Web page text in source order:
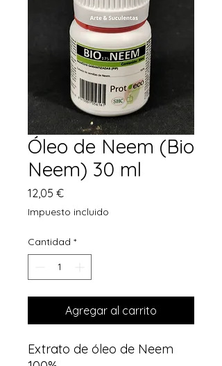
Óleo de Neem (Bio
Neem) 30 ml
12,05 €Precio
Impuesto incluido
Cantidad *
Agregar al carrito
Extrato de óleo de Neem